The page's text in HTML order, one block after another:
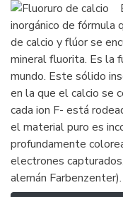
inorgánico de fórmula
de calcio y flúor se
mineral fluorita. Es la
mundo. Este sólido
en la que el calcio se
cada ion F- está
el material puro es
profundamente
electrones
alemán Farbenzenter).